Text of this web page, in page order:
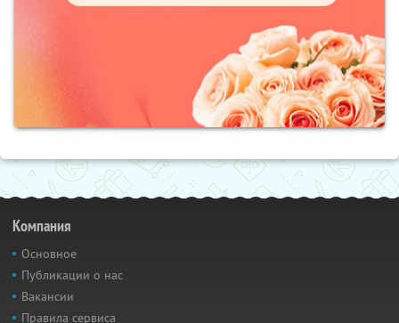
Компания
Основное
Публикации о нас
Вакансии
Правила сервиса